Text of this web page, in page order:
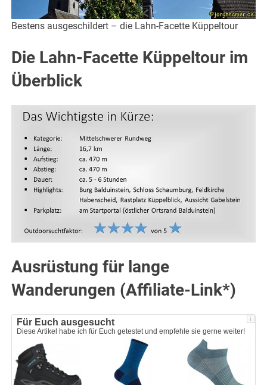
Bestens ausgeschildert – die Lahn-Facette Küppeltour
Die Lahn-Facette Küppeltour im
Überblick
Ausrüstung für lange
Wanderungen (Affiliate-Link*)
i
Für Euch ausgesucht
Diese Artikel habe ich für Euch getestet und empfehle sie gerne weiter!